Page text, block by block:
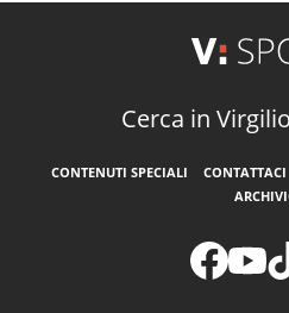
Cerca in
CONTENUTI SPECIALI CONTATTACI